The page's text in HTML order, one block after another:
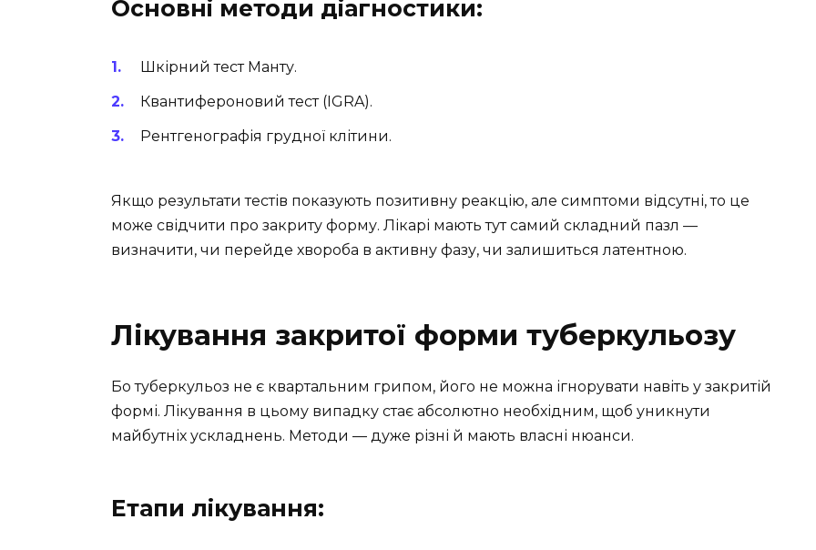
Основні методи діагностики:
Шкірний тест Манту.
Квантифероновий тест (IGRA).
Рентгенографія грудної клітини.
Якщо результати тестів показують позитивну реакцію, але симптоми відсутні, то це
може свідчити про закриту форму. Лікарі мають тут самий складний пазл —
визначити, чи перейде хвороба в активну фазу, чи залишиться латентною.
Лікування закритої форми туберкульозу
Бо туберкульоз не є квартальним грипом, його не можна ігнорувати навіть у закритій
формі. Лікування в цьому випадку стає абсолютно необхідним, щоб уникнути
майбутніх ускладнень. Методи — дуже різні й мають власні нюанси.
Етапи лікування: